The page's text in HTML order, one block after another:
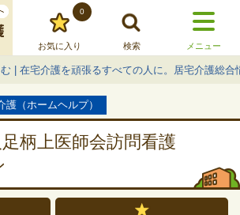
お気に入り
0
検索 メニュー
| 在宅介護を頑張るすべての人に。居宅介護総合
護（ホームヘルプ）
柄上医師会訪問看護